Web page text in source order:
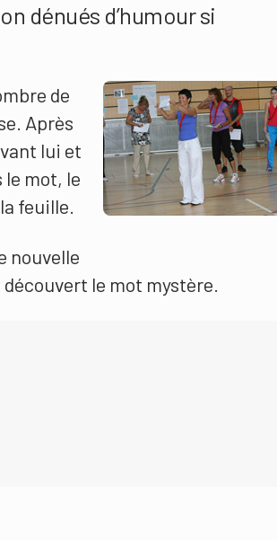
dénués d’humour si
de
Après
lui et
le mot, le
feuille.
nouvelle
le mot mystère.